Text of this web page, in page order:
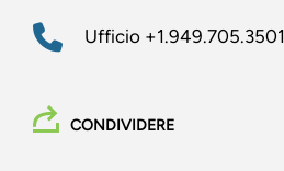
Ufficio +1.949.705.3501
CONDIVIDERE